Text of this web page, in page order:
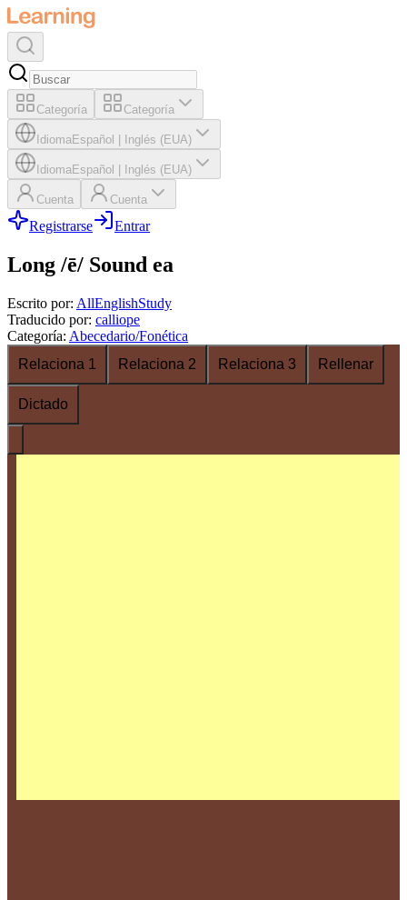
Categoría Categoría
IdiomaEspañol Inglés (EUA)
IdiomaEspañol Inglés (EUA)
Cuenta Cuenta
Registrarse Entrar
Long /ē/ Sound ea
Escrito por: AllEnglishStudy
Traducido por: calliope
Categoría: Abecedario/Fonética
Relaciona 1
Relaciona 2 Relaciona 3 Rellenar
Dictado